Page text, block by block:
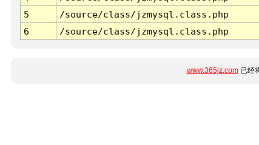
5
/source/class/jzmysql.class.php
6
/source/class/jzmysql.class.php
www.365jz.com已经